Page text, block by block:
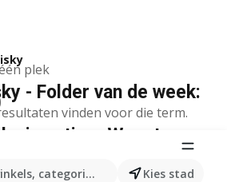
plek
categorieën, producten...
Kies stad
- Folder van de week:
vinden voor die term.
in actie – Waar te